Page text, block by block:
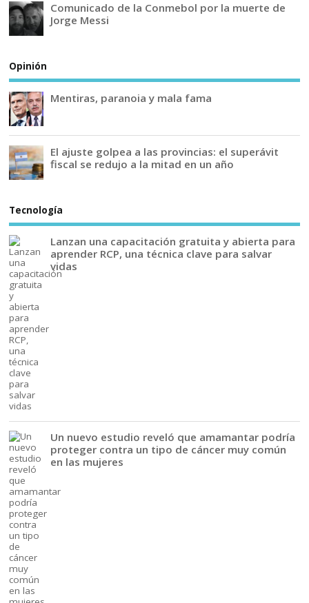
Comunicado de la Conmebol por la muerte de
Jorge Messi
Opinión
Mentiras, paranoia y mala fama
El ajuste golpea a las provincias: el superávit
fiscal se redujo a la mitad en un año
Tecnología
Lanzan una capacitación gratuita y abierta para
aprender RCP, una técnica clave para salvar
vidas
Un nuevo estudio reveló que amamantar podría
proteger contra un tipo de cáncer muy común
en las mujeres